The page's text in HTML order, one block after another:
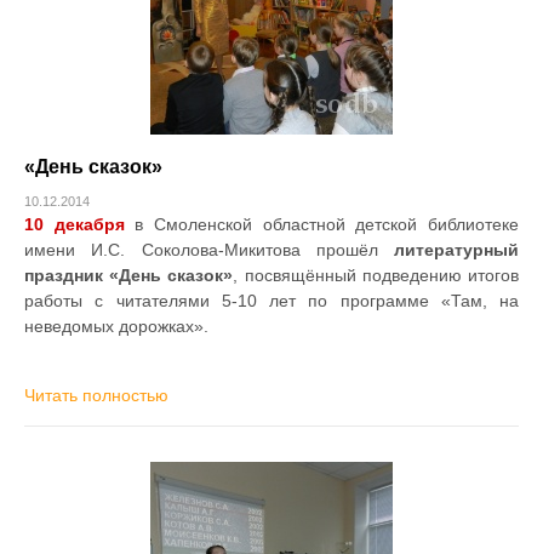
«День сказок»
10.12.2014
10 декабря в Смоленской областной детской библиотеке
имени И.С. Соколова-Микитова прошёл литературный
праздник «День сказок» , посвящённый подведению итогов
работы с читателями 5-10 лет по программе «Там, на
неведомых дорожках».
Читать полностью